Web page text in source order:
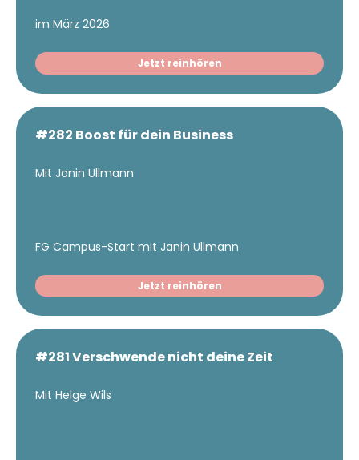
im März 2026
Jetzt reinhören
#282 Boost für dein Business
Mit Janin Ullmann
FG Campus-Start mit Janin Ullmann
Jetzt reinhören
#281 Verschwende nicht deine Zeit
Mit Helge Wils